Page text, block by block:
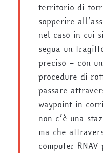
territorio di
sopperire
nel caso in cui
segua un
preciso – con
procedure di
passare
waypoint in
non c’è una
ma che
computer